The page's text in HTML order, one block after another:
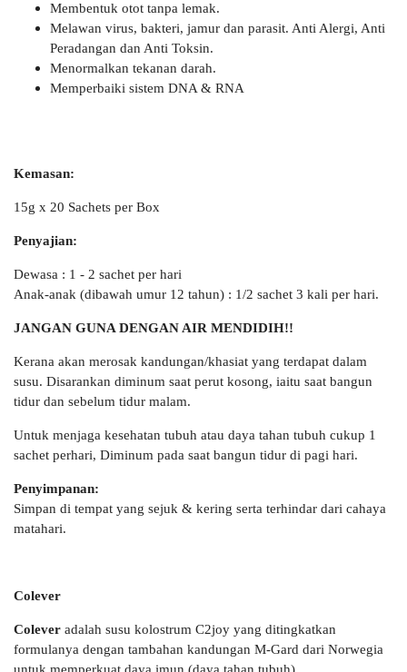
Membentuk otot tanpa lemak.
Melawan virus, bakteri, jamur dan parasit. Anti Alergi, Anti
Peradangan dan Anti Toksin.
Menormalkan tekanan darah.
Memperbaiki sistem DNA & RNA
Kemasan:
15g x 20 Sachets per Box
Penyajian:
Dewasa : 1 - 2 sachet per hari
Anak-anak (dibawah umur 12 tahun) : 1/2 sachet 3 kali per hari.
JANGAN GUNA DENGAN AIR MENDIDIH!!
Kerana akan merosak kandungan/khasiat yang terdapat dalam
susu. Disarankan diminum saat perut kosong, iaitu saat bangun
tidur dan sebelum tidur malam.
Untuk menjaga kesehatan tubuh atau daya tahan tubuh cukup 1
sachet perhari, Diminum pada saat bangun tidur di pagi hari.
Penyimpanan:
Simpan di tempat yang sejuk & kering serta terhindar dari cahaya
matahari.
Colever
Colever adalah susu kolostrum C2joy yang ditingkatkan
formulanya dengan tambahan kandungan M-Gard dari Norwegia
untuk memperkuat daya imun (daya tahan tubuh).